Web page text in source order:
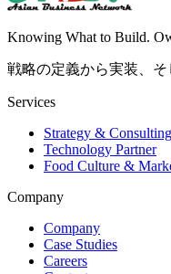
Knowing What to Build.
戦略の定義から実装、
Services
Strategy & Consulting
Technology Partner
Food Culture &
Company
Company
Case Studies
Careers